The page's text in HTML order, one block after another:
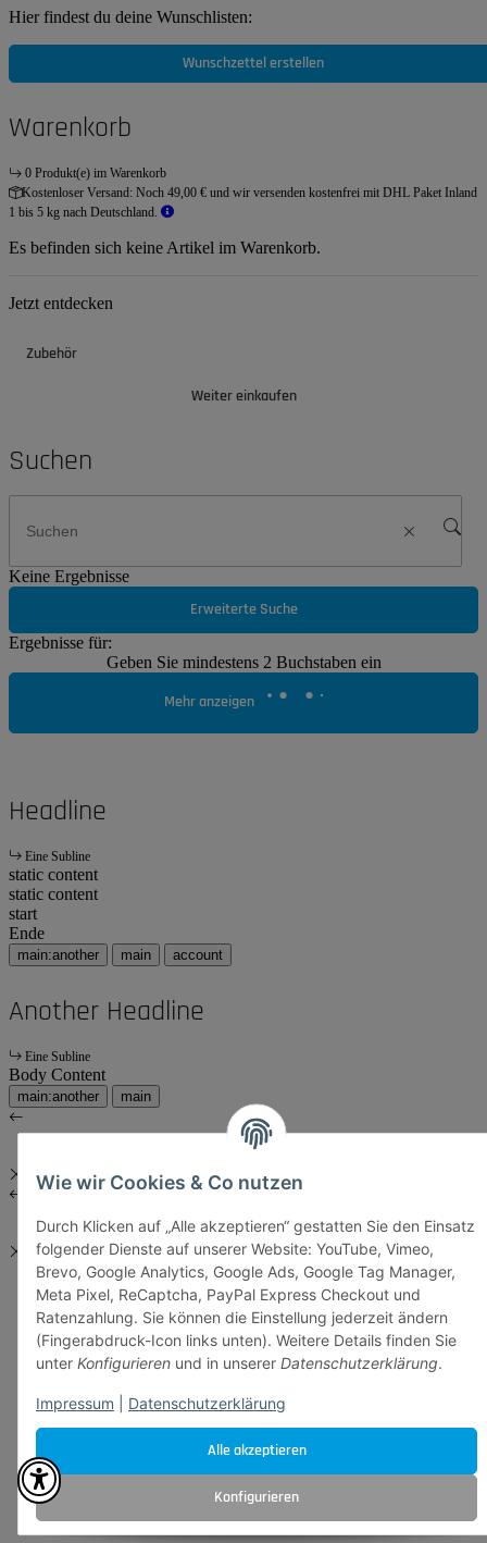
Alle akzeptieren
Konfigurieren
Wie wir Cookies & Co nutzen
Durch Klicken auf „Alle akzeptieren“ gestatten Sie den Einsatz
folgender Dienste auf unserer Website: YouTube, Vimeo,
Brevo, Google Analytics, Google Ads, Google Tag Manager,
Meta Pixel, ReCaptcha, PayPal Express Checkout und
Ratenzahlung. Sie können die Einstellung jederzeit ändern
(Fingerabdruck-Icon links unten). Weitere Details finden Sie
unter Konfigurieren und in unserer Datenschutzerklärung.
Impressum Datenschutzerklärung
Hier findest du deine Wunschlisten:
Wunschzettel erstellen
Warenkorb
0 Produkt(e) im Warenkorb
Kostenloser Versand: Noch 49,00 € und wir versenden kostenfrei mit DHL Paket Inland
1 bis 5 kg nach Deutschland.
Es befinden sich keine Artikel im Warenkorb.
Jetzt entdecken
Zubehör
Weiter einkaufen
Suchen
Keine Ergebnisse
Erweiterte Suche
Ergebnisse für:
Geben Sie mindestens 2 Buchstaben ein
Mehr anzeigen
Headline
Eine Subline
static content
static content
start
Ende
main:another main account
Another Headline
Eine Subline
Body Content
main:another main